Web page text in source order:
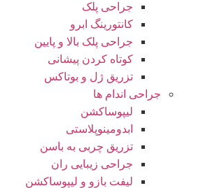
جراحی پلک
کانتورینگ ابرو
جراحی پلک بالا و پایین
کوتاه کردن پیشانی
تزریق ژل و بوتاکس
جراحی اندام ها
لیپوساکشن
ابدومینوپلاستی
تزریق چربی به باسن
جراحی زیبایی ران
لیفت بازو و لیپوساکشن